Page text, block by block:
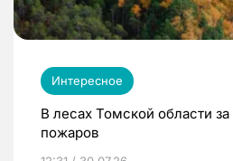
Интересное
В лесах Томской области
пожаров